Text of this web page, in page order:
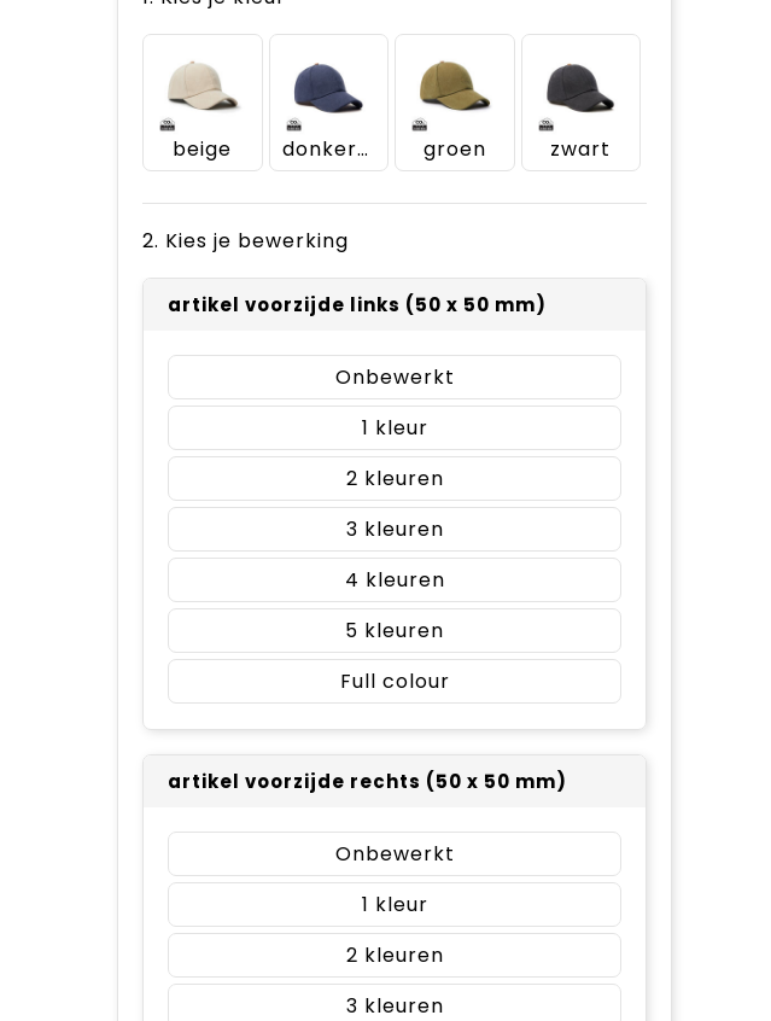
beige donkerblauw groen zwart
2. Kies je bewerking
artikel voorzijde links (50 x 50 mm)
Onbewerkt
1
2
3
4
5
Full colour
artikel voorzijde rechts (50 x 50 mm)
Onbewerkt
1
2
3